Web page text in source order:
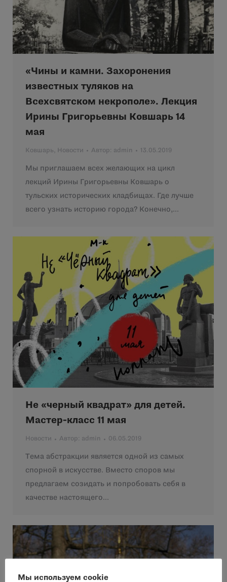
«Чины и камни. Захоронения
известных туляков на
Всехсвятском некрополе». Лекция
Ирины Григорьевны Ковшарь 14
мая
Ковшарь, Новости Автор: admin 13.05.2019
Мы приглашаем всех желающих на цикл
лекций Ирины Григорьевны Ковшарь о
тульских исторических кладбищах. Где лучше
всего узнать историю города? Конечно,…
Не «черный квадрат» для детей.
Мастер-класс 11 мая
Новости Автор: admin 06.05.2019
Тема абстракции является одной из самых
спорной в искусстве. Вместо споров мы
предлагаем созидать и попробовать себя в
качестве настоящего…
Мы используем cookie